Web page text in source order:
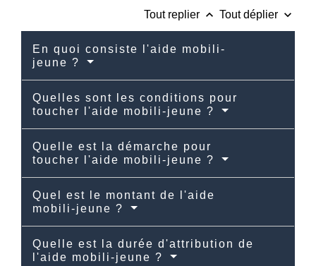
Tout replier keyboard_arrow_up Tout déplier keyboard_arrow_down
En quoi consiste l'aide mobili-
jeune ?
Quelles sont les conditions pour
toucher l'aide mobili-jeune ?
Quelle est la démarche pour
toucher l'aide mobili-jeune ?
Quel est le montant de l'aide
mobili-jeune ?
Quelle est la durée d'attribution de
l'aide mobili-jeune ?